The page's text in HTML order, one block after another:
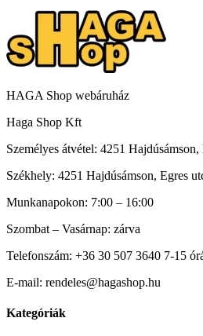
HAGA Shop webáruház
Haga Shop Kft
Személyes átvétel: 4251
Székhely: 4251 Hajdúsámson, Egres
Munkanapokon: 7:00 – 16:00
Szombat – Vasárnap: zárva
Telefonszám: +36 30 507 3640 7-15
E-mail: rendeles@hagashop.hu
Kategóriák